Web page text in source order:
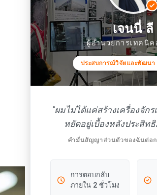
เจนนี่ ลี
ผู้อำนวยการเทคนิค
ประสบการณ์วิจัยและพัฒนา
"ผมไม่ได้แค่สร้างเครื่องจัก
หยัดอยู่เบื้องหลังประสิท
คำมั่นสัญญาส่วนตัวของฉันต่อ
การตอบกลับ
ภายใน 2 ชั่วโมง